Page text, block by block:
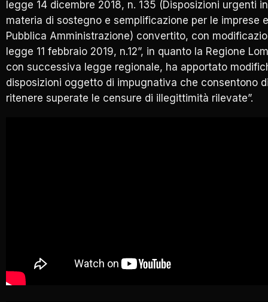
legge 14 dicembre 2018, n. 135 (Disposizioni urgenti in
materia di sostegno e semplificazione per le imprese
Pubblica Amministrazione) convertito, con
legge 11 febbraio 2019, n.12”, in quanto la Regione
con successiva legge regionale, ha apportato
disposizioni oggetto di impugnativa che consentono
ritenere superate le censure di illegittimità rilevate”.